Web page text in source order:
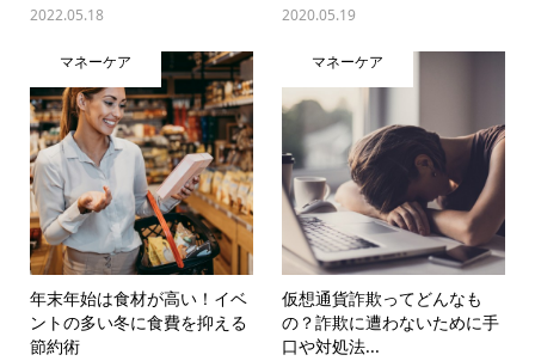
2022.05.18 2020.05.19
マネーケア
年末年始は食材が高い！イベ
ントの多い冬に食費を抑える
節約術
マネーケア
仮想通貨詐欺ってどんなも
の？詐欺に遭わないために手
口や対処法...